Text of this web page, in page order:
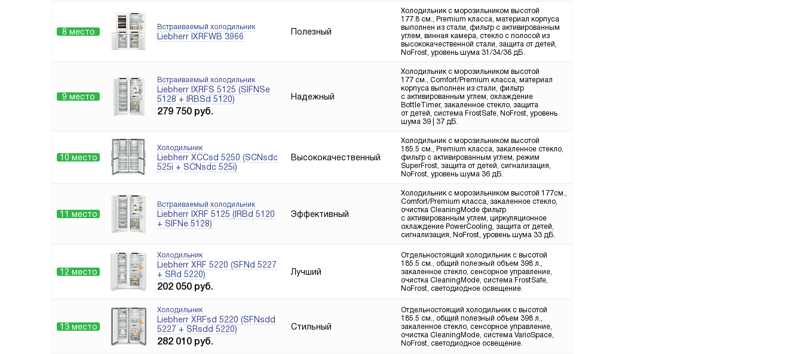
8 место Встраиваемый холодильник
Liebherr IXRFWB 3966
Полезный
Холодильник с морозильником высотой
177.8 см., Premium класса, материал корпуса
выполнен из стали, фильтр с активированным
углем, винная камера, стекло с полосой из
высококачественной стали, защита от детей,
NoFrost, уровень шума 31/34/36 дБ.
9 место
Встраиваемый холодильник
Liebherr IXRFS 5125 (SIFNSe
5128 + IRBSd 5120)
279 750 руб.
Надежный
Холодильник с морозильником высотой
177 см., Comfort/Premium класса, материал
корпуса выполнен из стали, фильтр
с активированным углем, охлаждение
BottleTimer, закаленное стекло, защита
от детей, система FrostSafe, NoFrost, уровень
шума 39 | 37 дБ.
10 место
Холодильник
Liebherr XCCsd 5250 (SCNsdc
525i + SCNsdc 525i)
Высококачественный
Холодильник с морозильником высотой
185.5 см., Premium класса, закаленное стекло,
фильтр с активированным углем, режим
SuperFrost, защита от детей, сигнализация,
NoFrost, уровень шума 36 дБ.
11 место
Встраиваемый холодильник
Liebherr IXRF 5125 (IRBd 5120
+ SIFNe 5128)
Эффективный
Холодильник с морозильником высотой 177см.,
Comfort/Premium класса, закаленное стекло,
очистка CleaningMode фильтр
с активированным углем, циркуляционное
охлаждение PowerCooling, защита от детей,
сигнализация, NoFrost, уровень шума 33 дБ.
12 место
Холодильник
Liebherr XRF 5220 (SFNd 5227
+ SRd 5220)
202 050 руб.
Лучший
Отдельностоящий холодильник с высотой
185.5 см., общий полезный объем 398 л.,
закаленное стекло, сенсорное управление,
очистка CleaningMode, система FrostSafe,
NoFrost, светодиодное освещение.
13 место
Холодильник
Liebherr XRFsd 5220 (SFNsdd
5227 + SRsdd 5220)
282 010 руб.
Стильный
Отдельностоящий холодильник с высотой
185.5 см., общий полезный объем 398 л.,
закаленное стекло, сенсорное управление,
очистка CleaningMode, система VarioSpace,
NoFrost, светодиодное освещение.